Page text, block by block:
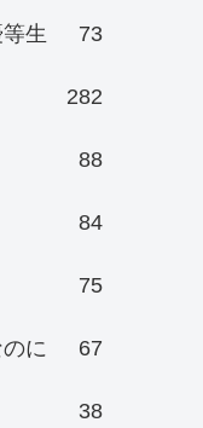
生 73
282
88
84
75
に 67
38